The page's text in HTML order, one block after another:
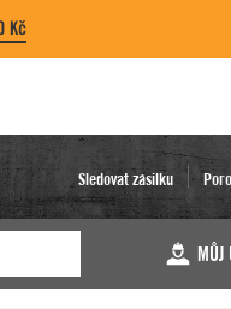
Kč
Sledovat zásilku
MŮJ